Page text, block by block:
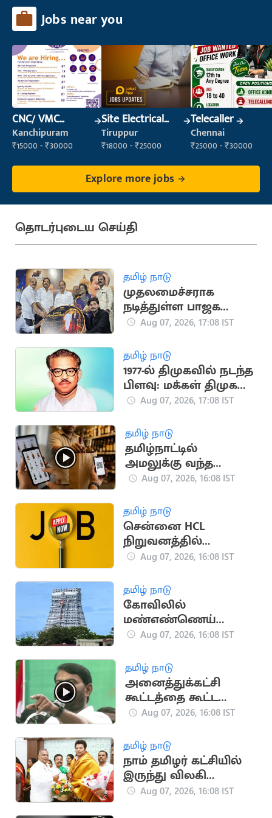
Jobs near you
CNC/ VMC
Operator
Kanchipuram
₹15000 - ₹30000
Site Electrical
Engineer
Tiruppur
₹18000 - ₹25000
Telecaller
Chennai
₹25000 - ₹30000
Explore more jobs
தொடர்புடைய செய்தி
தமிழ் நாடு
முதலமைச்சராக
நடித்துள்ள பாஜக
மூத்த தலைவர்
Aug 07, 2026, 17:08 IST
தமிழ் நாடு
1977-ல் திமுகவில் நடந்த
பிளவு: மக்கள் திமுக
உருவான வரலாறு!
Aug 07, 2026, 17:08 IST
தமிழ் நாடு
தமிழ்நாட்டில்
அமலுக்கு வந்த
ஆன்லைன் மது
தகவல்
Aug 07, 2026, 16:08 IST
தமிழ் நாடு
சென்னை HCL
நிறுவனத்தில்
வேலைவாய்ப்பு:
நேர்முகத் தேர்வு!
Aug 07, 2026, 16:08 IST
தமிழ் நாடு
கோவிலில்
மண்எண்ணெய்
ஊற்றி தீக்குளித்த
அதிர்ஷ்டவசமாக உயிர்
பிழைத்தார்
Aug 07, 2026, 16:08 IST
தமிழ் நாடு
அனைத்துக்கட்சி
கூட்டத்தை கூட்ட
வேண்டும்.. சீமான்
Aug 07, 2026, 16:08 IST
தமிழ் நாடு
நாம் தமிழர் கட்சியில்
இருந்து விலகி
தவெகவில் இணைந்த
Aug 07, 2026, 16:08 IST